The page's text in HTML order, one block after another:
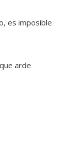
es imposible
arde